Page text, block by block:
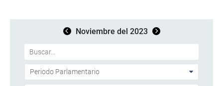
Noviembre del 2023